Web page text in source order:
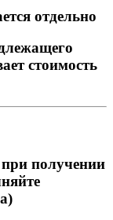
отдельно
стоимость
получении